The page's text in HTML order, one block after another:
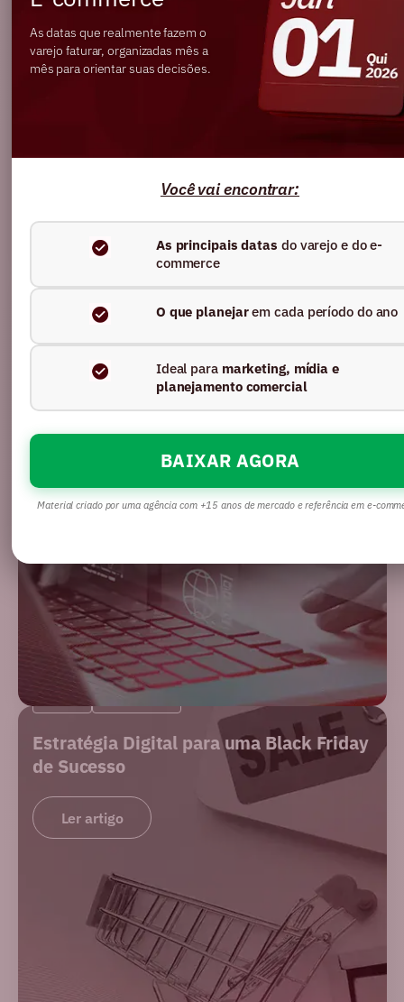
IA escrevendo as regras do SEO: o que
muda na forma de ranquear e ser
encontrado
BLOG
Estratégia Digital para uma Black Friday
de Sucesso
Ler artigo
As datas que realmente fazem o
varejo faturar, organizadas mês a
mês para orientar suas decisões.
Você vai encontrar:
As principais datas do varejo e do e-
commerce
O que planejarem cada período do ano
Ideal para marketing, mídia e
planejamento comercial
BAIXAR AGORA
Material criado por uma agência com +15 anos de mercado e referência em e-